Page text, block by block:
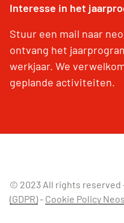
Interesse in het
Stuur een mail naar
ontvang het
werkjaar. We
geplande activiteiten.
© 2023 All rights reserved
(GDPR)- Cookie Policy Neos